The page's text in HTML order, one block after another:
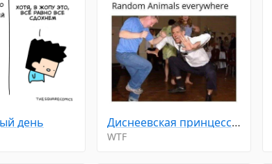
день Диснеевская принцесса: начинает петь. Случайные животные повсюду.
WTF